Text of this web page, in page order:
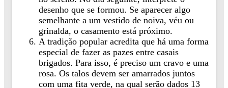
desenho que se formou. Se aparecer algo
semelhante a um vestido de noiva, véu ou
grinalda, o casamento está próximo.
A tradição popular acredita que há uma forma
especial de fazer as pazes entre casais
brigados. Para isso, é preciso um cravo e uma
rosa. Os talos devem ser amarrados juntos
com uma fita verde, na qual serão dados 13